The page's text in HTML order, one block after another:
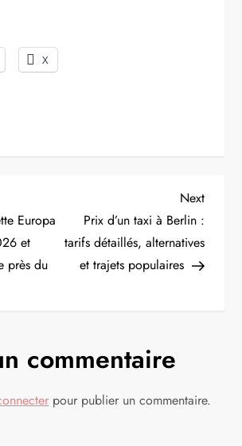
X
Europa
et
près du
Next
Post
Next
Prix d’un taxi à Berlin :
tarifs détaillés, alternatives
et trajets populaires
commentaire
pour publier un commentaire.